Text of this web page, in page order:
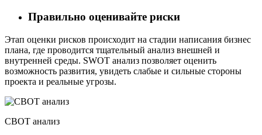
Правильно оценивайте риски
Этап оценки рисков происходит на стадии написания бизнес
плана, где проводится тщательный анализ внешней и
внутренней среды. SWOT анализ позволяет оценить
возможность развития, увидеть слабые и сильные стороны
проекта и реальные угрозы.
СВОТ анализ